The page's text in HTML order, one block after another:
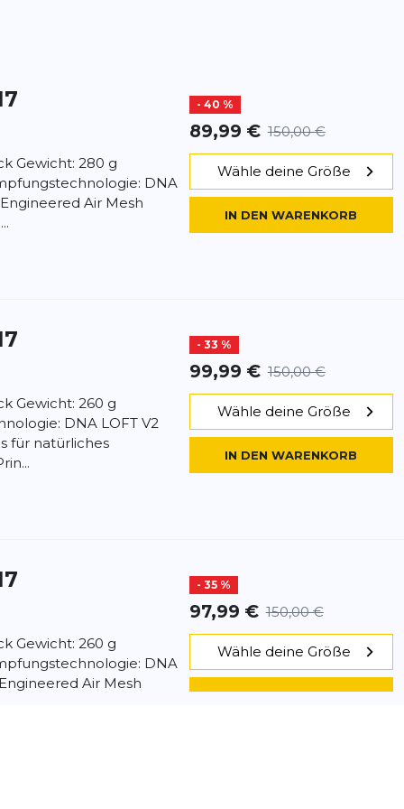
- 40 %
89,99 € 150,00 €
Gewicht: 280 g
DNA
Air Mesh
Wähle deine Größe
IN DEN WARENKORB
- 33 %
99,99 € 150,00 €
Gewicht: 260 g
DNA LOFT V2
für natürliches
Wähle deine Größe
IN DEN WARENKORB
- 35 %
97,99 € 150,00 €
Gewicht: 260 g
DNA
Air Mesh
Wähle deine Größe
IN DEN WARENKORB